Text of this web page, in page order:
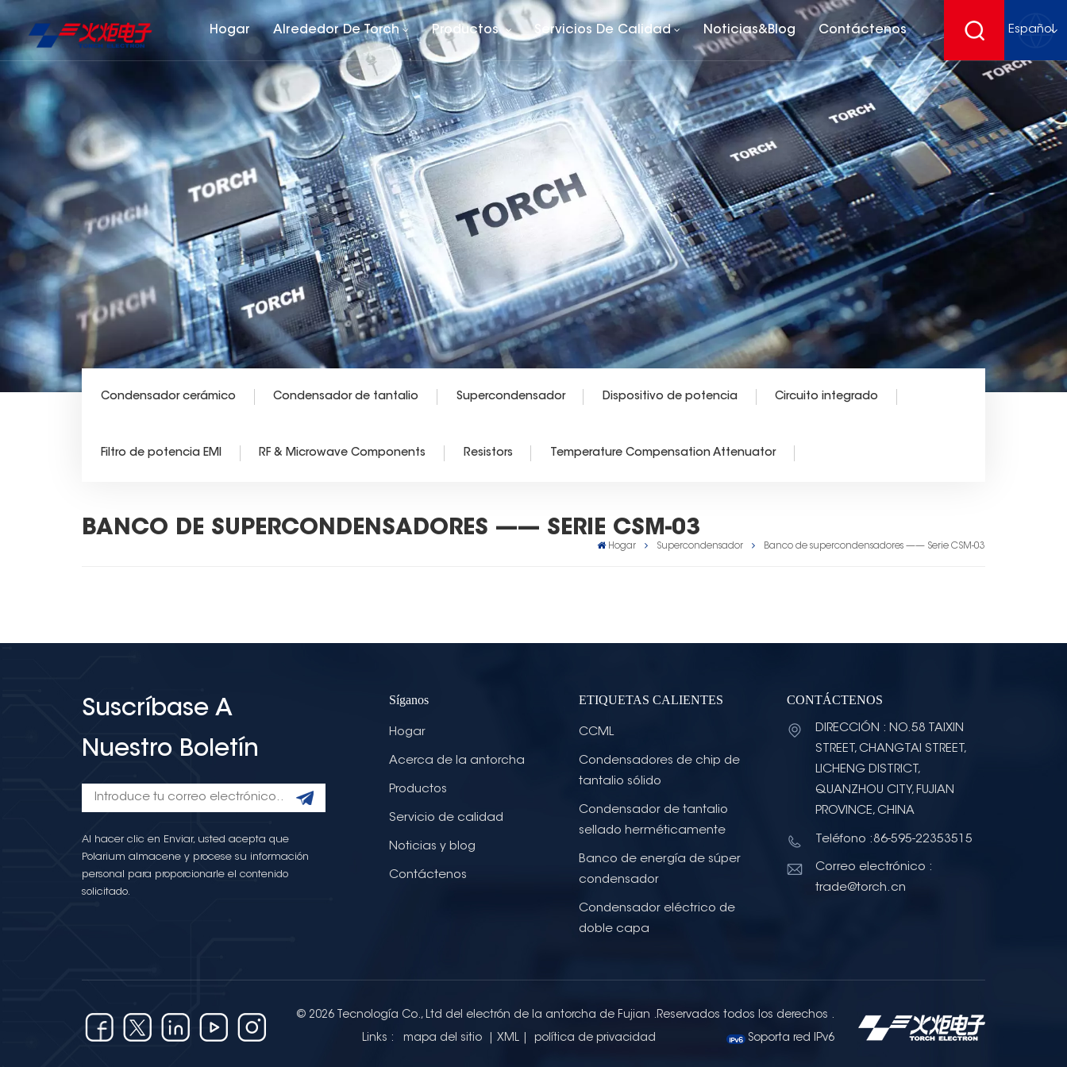
Hogar Alrededor De Torch Productos Servicios De Calidad Noticias&Blog Contáctenos Español
English
français
Deutsch
español
Condensador cerámico Condensador de tantalio Supercondensador Dispositivo de potencia Circuito integrado
Filtro de potencia EMI RF & Microwave Components Resistors Temperature Compensation Attenuator
BANCO DE SUPERCONDENSADORES —— SERIE CSM-03
Hogar Supercondensador Banco de supercondensadores —— Serie CSM-03
Suscríbase A
Nuestro Boletín
Al hacer clic en Enviar, usted acepta que
Polarium almacene y procese su información
personal para proporcionarle el contenido
solicitado.
Síganos
Hogar
Acerca de la antorcha
Productos
Servicio de calidad
Noticias y blog
Contáctenos
ETIQUETAS CALIENTES
CCML
Condensadores de chip de
tantalio sólido
Condensador de tantalio
sellado herméticamente
Banco de energía de súper
condensador
Condensador eléctrico de
doble capa
CONTÁCTENOS
DIRECCIÓN : NO.58 TAIXIN
STREET, CHANGTAI STREET,
LICHENG DISTRICT,
QUANZHOU CITY, FUJIAN
PROVINCE, CHINA
Teléfono :86-595-22353515
Correo electrónico :
trade@torch.cn
© 2026 Tecnología Co., Ltd del electrón de la antorcha de Fujian .Reservados todos los derechos .
Links : mapa del sitio XML política de privacidad Soporta red IPv6